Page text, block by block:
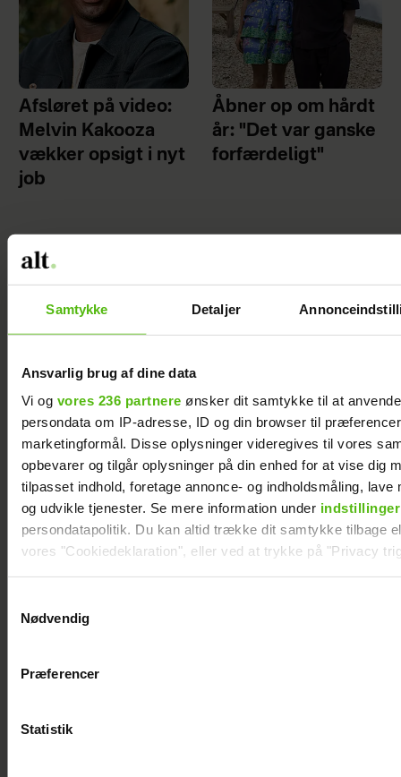
Samtykke Detaljer
Ansvarlig brug af dine data
Vi og vores 236 partnere ønsker dit samtykke til at
persondata om IP-adresse, ID og din browser til
marketingformål. Disse oplysninger videregives til vores
opbevarer og tilgår oplysninger på din enhed for at vise dig
tilpasset indhold, foretage annonce- og indholdsmåling, lave
og udvikle tjenester. Se mere information under indstillinger
persondatapolitik. Du kan altid trække dit samtykke tilbage
vores "Cookiedeklaration", eller ved at trykke på "Privacy
Vi anvender egne cookies og cookies fra tredjeparter til at
generere statistik og huske dine præferencer samt til brug
Nødvendig
Præferencer
Statistik
Afsløret på video:
Melvin Kakooza
vækker opsigt i nyt
job
Åbner op om hårdt
år: "Det var ganske
forfærdeligt"